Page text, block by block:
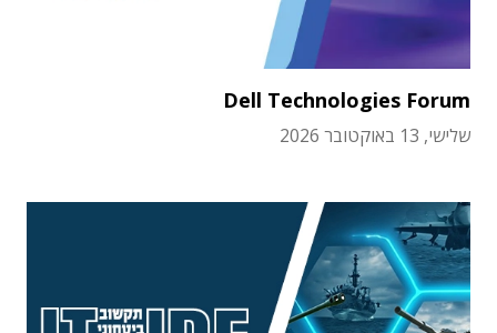
Dell Technologies Forum
שלישי, 13 באוקטובר 2026